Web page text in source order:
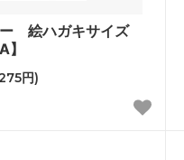
絵ハガキサイズ
】
円)